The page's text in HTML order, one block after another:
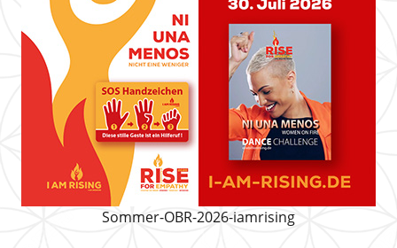
Sommer-OBR-2026-iamrising